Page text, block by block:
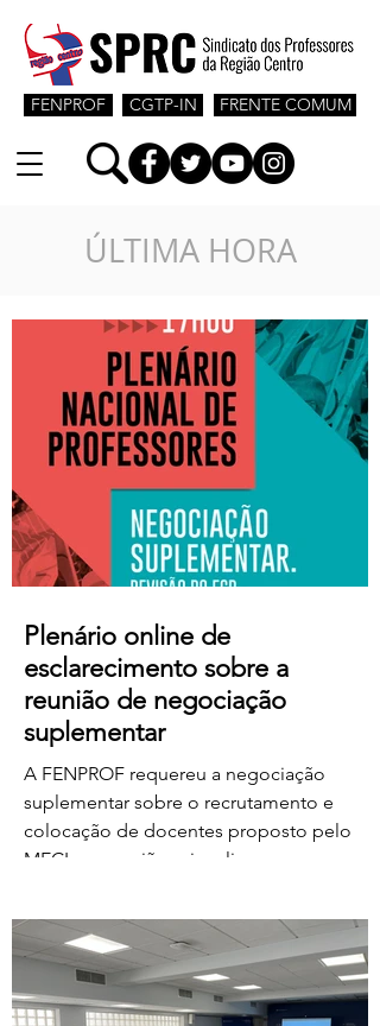
CGTP-IN
FENPROF FRENTE COMUM
ÚLTIMA HORA
Plenário online de
esclarecimento sobre a
reunião de negociação
suplementar
A FENPROF requereu a negociação
suplementar sobre o recrutamento e
colocação de docentes proposto pelo
MECI e a reunião vai realizar-se na
17 horas. No dia seguinte, a FENPROF
realiza o habitual plenário online de
esclarecimento aos professores e
educadores. Para aceder ao plenário,